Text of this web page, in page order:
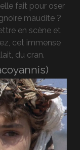
fait pour oser
maudite ?
en scène et
cet immense
du cran.